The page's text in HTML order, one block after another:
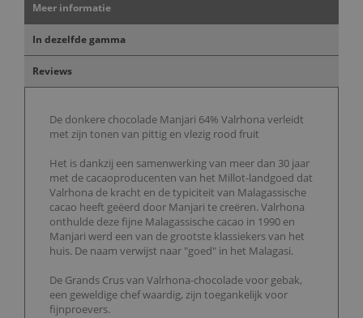
Meer informatie
In dezelfde gamma
Reviews
De donkere chocolade Manjari 64% Valrhona verleidt
met zijn tonen van pittig en vlezig rood fruit
Het is dankzij een samenwerking van meer dan 30 jaar
met de cacaoproducenten van het Millot-landgoed dat
Valrhona de kracht en de typiciteit van Malagassische
cacao heeft geëerd door Manjari te creëren. Valrhona
onthulde deze fijne Malagassische cacao in 1990 en
Manjari werd een van de grootste klassiekers van het
huis. De naam verwijst naar "goed" in het Malagasi.
De Grands Crus van Valrhona-chocolade voor gebak,
een geweldige chef waardig, zijn toegankelijk voor
fijnproevers.